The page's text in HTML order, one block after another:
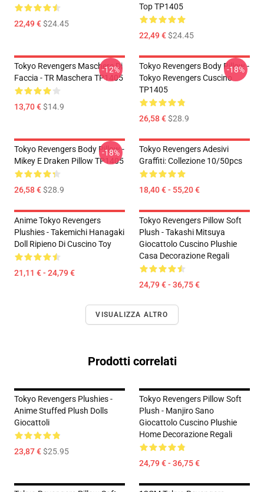
22,49 €$24.45
Top TP1405
22,49 €$24.45
Tokyo Revengers Maschere Di
Faccia - TR Maschera TP1405
13,70 €$14.9
-12%
Tokyo Revengers Body Pillow -
Tokyo Revengers Cuscino
TP1405
26,58 €$28.9
-18%
Tokyo Revengers Body Pillow -
Mikey E Draken Pillow TP1405
26,58 €$28.9
-18%
Tokyo Revengers Adesivi
Graffiti: Collezione 10/50pcs
18,40 € - 55,20 €
Anime Tokyo Revengers
Plushies - Takemichi Hanagaki
Doll Ripieno Di Cuscino Toy
21,11 € - 24,79 €
Tokyo Revengers Pillow Soft
Plush - Takashi Mitsuya
Giocattolo Cuscino Plushie
Casa Decorazione Regali
24,79 € - 36,75 €
VISUALIZZA ALTRO
Prodotti correlati
Tokyo Revengers Plushies -
Anime Stuffed Plush Dolls
Giocattoli
23,87 €$25.95
Tokyo Revengers Pillow Soft
Plush - Manjiro Sano
Giocattolo Cuscino Plushie
Home Decorazione Regali
24,79 € - 36,75 €